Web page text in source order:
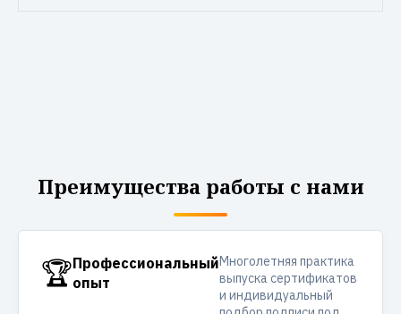
Преимущества работы с нами
🏆Профессиональный
опыт
Многолетняя практика
выпуска сертификатов
и индивидуальный